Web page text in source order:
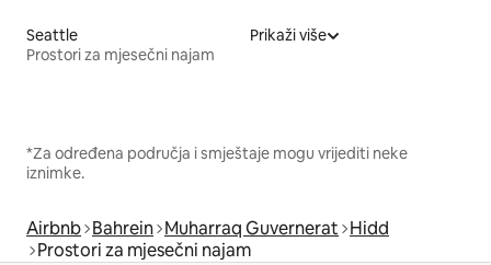
Seattle
Prostori za mjesečni najam
Prikaži više
*Za određena područja i smještaje mogu vrijediti neke
iznimke.
Airbnb Bahrein Muharraq Guvernerat Hidd
Prostori za mjesečni najam